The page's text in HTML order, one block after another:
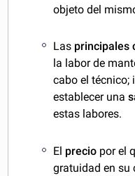
objeto del
Las principales
la labor de
cabo el técnico;
establecer una
estas labores.
El precio por el
gratuidad en su